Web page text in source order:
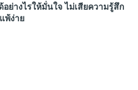
ย่างไรให้มั่นใจ ไม่เสียความรู้สึก
พ้ง่าย